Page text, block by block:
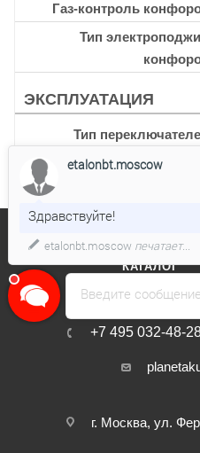
Газ-контроль
Тип
ЭКСПЛУАТАЦИЯ
Тип
КАТАЛОГ
+7 495 032-48-
г. Москва, ул.
Введите сообщение
etalonbt.moscow
Здравствуйте!
etalonbt.moscow печатает...